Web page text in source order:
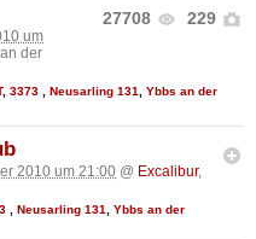
27708 229
um
der
, 3373 Neusarling 131
Ybbs an der
2010 um 21:00 @ Excalibur,
Neusarling 131
Ybbs an der